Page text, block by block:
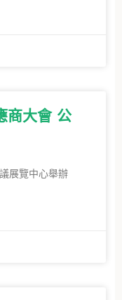
商大會 公
展覽中心舉辦